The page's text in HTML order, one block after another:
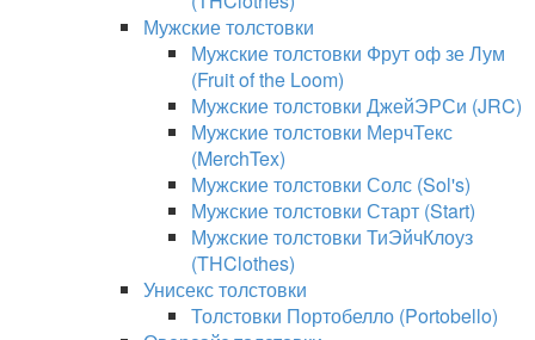
Мужские толстовки
Мужские толстовки Фрут оф зе Лум
(Fruit of the Loom)
Мужские толстовки ДжейЭРСи (JRC)
Мужские толстовки МерчТекс
(MerchTex)
Мужские толстовки Солс (Sol's)
Мужские толстовки Старт (Start)
Мужские толстовки ТиЭйчКлоуз
(THClothes)
Унисекс толстовки
Толстовки Портобелло (Portobello)